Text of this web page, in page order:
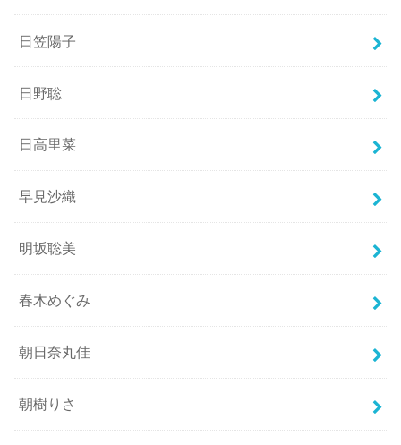
日笠陽子
日野聡
日高里菜
早見沙織
明坂聡美
春木めぐみ
朝日奈丸佳
朝樹りさ